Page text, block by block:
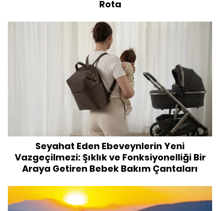
Rota
Seyahat Eden Ebeveynlerin Yeni
Vazgeçilmezi: Şıklık ve Fonksiyonelliği Bir
Araya Getiren Bebek Bakım Çantaları